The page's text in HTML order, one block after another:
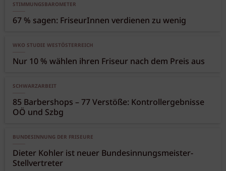
STIMMUNGSBAROMETER
67 % sagen: FriseurInnen verdienen zu wenig
WKO STUDIE WESTÖSTERREICH
Nur 10 % wählen ihren Friseur nach dem Preis aus
SCHWARZARBEIT
85 Barbershops – 77 Verstöße: Kontrollergebnisse
OÖ und Szbg
BUNDESINNUNG DER FRISEURE
Dieter Kohler ist neuer Bundesinnungsmeister-
Stellvertreter